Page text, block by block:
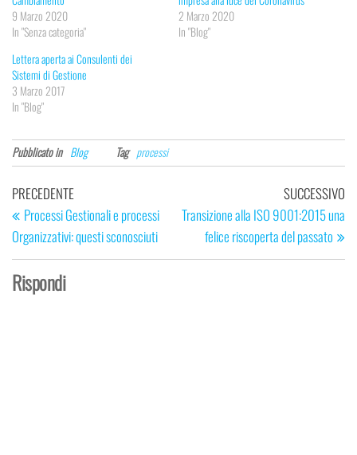
9 Marzo 2020
In "Senza categoria"
2 Marzo 2020
In "Blog"
Lettera aperta ai Consulenti dei
Sistemi di Gestione
3 Marzo 2017
In "Blog"
Pubblicato in Blog Tag processi
Navigazione
articoli
Articolo
precedente
PRECEDENTE
Processi Gestionali e processi
Organizzativi: questi sconosciuti
SUCCESSIVO
Transizione alla ISO 9001:2015 una
felice riscoperta del passato
Rispondi